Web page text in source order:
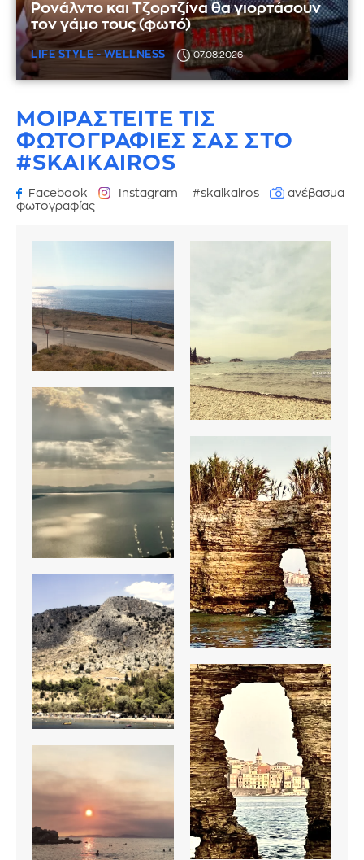
Ρονάλντο και Τζορτζίνα θα γιορτάσουν
τον γάμο τους (φωτό)
LIFE STYLE - WELLNESS 07.08.2026
ΜΟΙΡΑΣΤΕΙΤΕ ΤΙΣ
ΦΩΤΟΓΡΑΦΙΕΣ ΣΑΣ ΣΤΟ
#SKAIKAIROS
Facebook Instagram #skaikairos
ανέβασμα
φωτογραφίας